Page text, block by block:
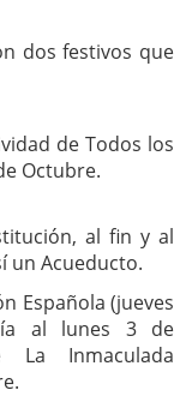
dos festivos que
de Todos los
Octubre.
al fin y al
un Acueducto.
Española (jueves
al lunes 3 de
Inmaculada